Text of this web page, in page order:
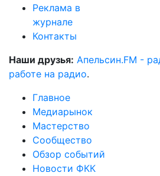
Реклама в
журнале
Контакты
Наши друзья: Апельсин.FM -
работе на радио.
Главное
Медиарынок
Мастерство
Сообщество
Обзор событий
Новости ФКК